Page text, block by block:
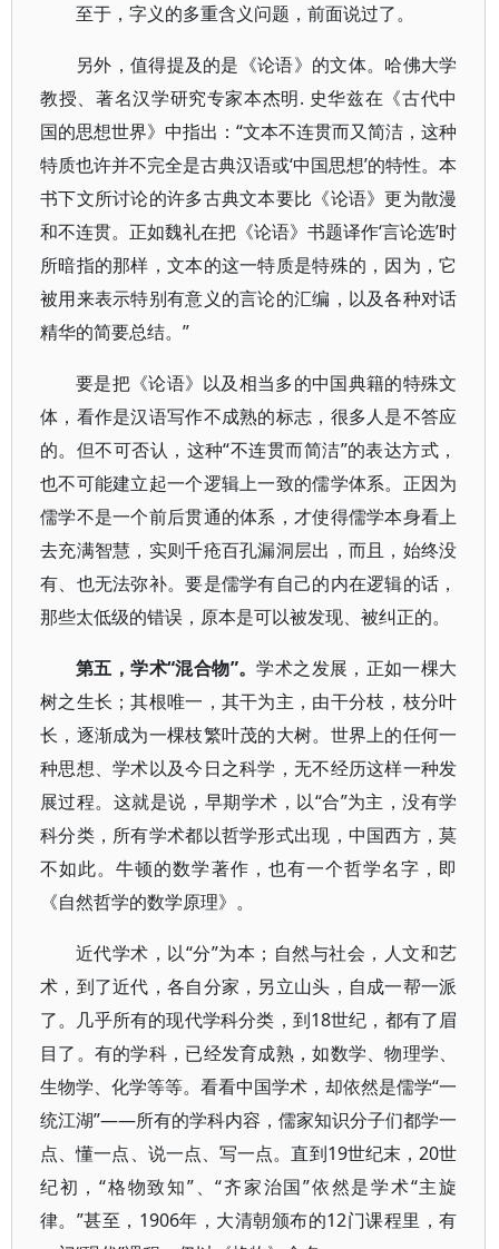
至于，字义的多重含义问题，前面说过了。
另外，值得提及的是《论语》的文体。哈佛大学
教授、著名汉学研究专家本杰明. 史华兹在《古代中
国的思想世界》中指出：“文本不连贯而又简洁，这种
特质也许并不完全是古典汉语或‘中国思想’的特性。本
书下文所讨论的许多古典文本要比《论语》更为散漫
和不连贯。正如魏礼在把《论语》书题译作‘言论选’时
所暗指的那样，文本的这一特质是特殊的，因为，它
被用来表示特别有意义的言论的汇编，以及各种对话
精华的简要总结。”
要是把《论语》以及相当多的中国典籍的特殊文
体，看作是汉语写作不成熟的标志，很多人是不答应
的。但不可否认，这种“不连贯而简洁”的表达方式，
也不可能建立起一个逻辑上一致的儒学体系。正因为
儒学不是一个前后贯通的体系，才使得儒学本身看上
去充满智慧，实则千疮百孔漏洞层出，而且，始终没
有、也无法弥补。要是儒学有自己的内在逻辑的话，
那些太低级的错误，原本是可以被发现、被纠正的。
第五，学术“混合物”。学术之发展，正如一棵大
树之生长；其根唯一，其干为主，由干分枝，枝分叶
长，逐渐成为一棵枝繁叶茂的大树。世界上的任何一
种思想、学术以及今日之科学，无不经历这样一种发
展过程。这就是说，早期学术，以“合”为主，没有学
科分类，所有学术都以哲学形式出现，中国西方，莫
不如此。牛顿的数学著作，也有一个哲学名字，即
《自然哲学的数学原理》。
近代学术，以“分”为本；自然与社会，人文和艺
术，到了近代，各自分家，另立山头，自成一帮一派
了。几乎所有的现代学科分类，到18世纪，都有了眉
目了。有的学科，已经发育成熟，如数学、物理学、
生物学、化学等等。看看中国学术，却依然是儒学“一
统江湖”——所有的学科内容，儒家知识分子们都学一
点、懂一点、说一点、写一点。直到19世纪末，20世
纪初，“格物致知”、“齐家治国”依然是学术“主旋
律。”甚至，1906年，大清朝颁布的12门课程里，有